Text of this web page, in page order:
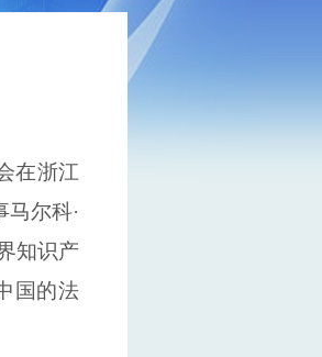
在浙江
尔科·
知识产
国的法